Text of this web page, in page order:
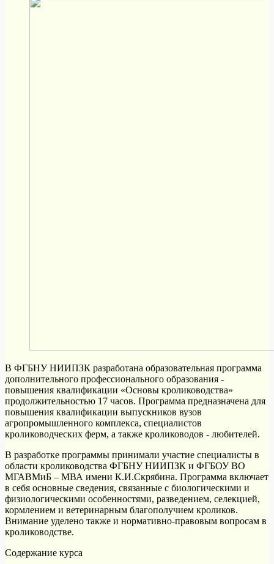
В ФГБНУ НИИПЗК разработана образовательная программа
дополнительного профессионального образования -
повышения квалификации «Основы кролиководства»
продолжительностью 17 часов. Программа предназначена для
повышения квалификации выпускников вузов
агропромышленного комплекса, специалистов
кролиководческих ферм, а также кролиководов - любителей.
В разработке программы принимали участие специалисты в
области кролиководства ФГБНУ НИИПЗК и ФГБОУ ВО
МГАВМиБ – МВА имени К.И.Скрябина. Программа включает
в себя основные сведения, связанные с биологическими и
физиологическими особенностями, разведением, селекцией,
кормлением и ветеринарным благополучием кроликов.
Внимание уделено также и нормативно-правовым вопросам в
кролиководстве.
Содержание курса